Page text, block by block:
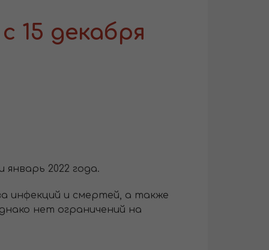
15 декабря
январь 2022 года.
инфекций и смертей, а также
нет ограничений на